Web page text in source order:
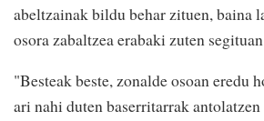
abeltzainak bildu behar zituen, baina
osora zabaltzea erabaki zuten
"Besteak beste, zonalde osoan eredu
ari nahi duten baserritarrak antolatzen